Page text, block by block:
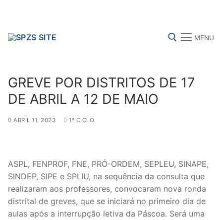
Search for:
MENU
FENPROF CGTP-IN FRENTE COMUM
for:
sindicalização
Notícias
GREVE POR DISTRITOS DE 17
DE ABRIL A 12 DE MAIO
ABRIL 11, 2023 1º CICLO
ASPL, FENPROF, FNE, PRÓ-ORDEM, SEPLEU, SINAPE,
SINDEP, SIPE e SPLIU, na sequência da consulta que
realizaram aos professores, convocaram nova ronda
distrital de greves, que se iniciará no primeiro dia de
aulas após a interrupção letiva da Páscoa. Será uma